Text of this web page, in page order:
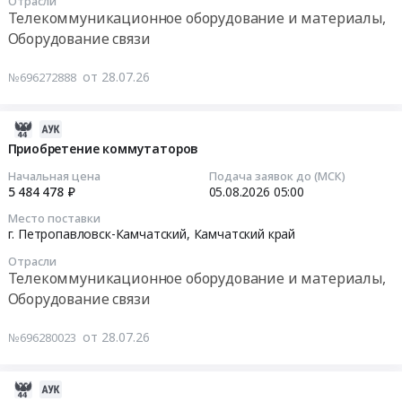
Телекоммуникационное оборудование и материалы,
Оборудование связи
№696272888 от 28.07.26
Приобретение коммутаторов
Начальная цена
5 484 478 ₽
Подача заявок до (МСК)
05.08.2026 05:00
Место поставки
г. Петропавловск-Камчатский, Камчатский край
Отрасли
Телекоммуникационное оборудование и материалы,
Оборудование связи
№696280023 от 28.07.26